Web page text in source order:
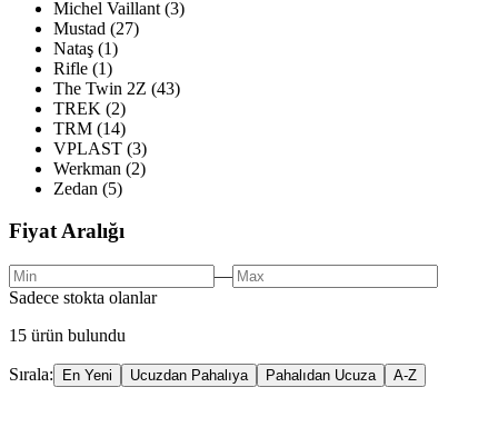
Michel Vaillant (3)
Mustad (27)
Nataş (1)
Rifle (1)
The Twin 2Z (43)
TREK (2)
TRM (14)
VPLAST (3)
Werkman (2)
Zedan (5)
Fiyat Aralığı
—
Sadece stokta olanlar
15 ürün bulundu
Sırala: En Yeni Ucuzdan Pahalıya Pahalıdan Ucuza A-Z